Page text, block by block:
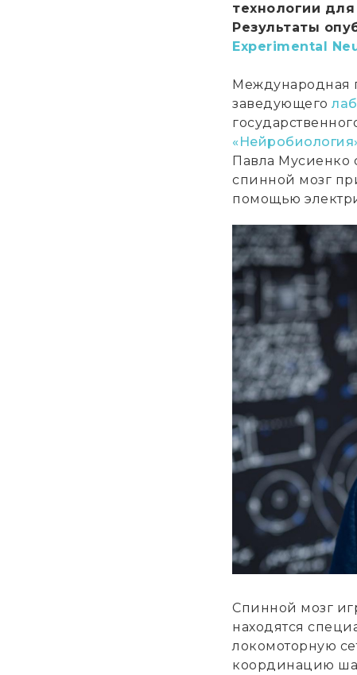
технологии
Результаты
Experimental
Международная
заведующего
Павла Мусиенко
спинной мозг
помощью
Спинной мозг
находятся
локомоторную
координацию